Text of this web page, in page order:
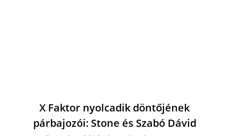
X Faktor nyolcadik döntőjének
párbajozói: Stone és Szabó Dávid